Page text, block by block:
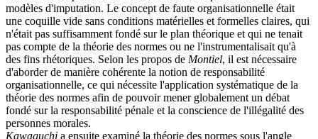
modèles d'imputation. Le concept de faute organisationnelle était
une coquille vide sans conditions matérielles et formelles claires, qui
n'était pas suffisamment fondé sur le plan théorique et qui ne tenait
pas compte de la théorie des normes ou ne l'instrumentalisait qu'à
des fins rhétoriques. Selon les propos de Montiel, il est nécessaire
d'aborder de manière cohérente la notion de responsabilité
organisationnelle, ce qui nécessite l'application systématique de la
théorie des normes afin de pouvoir mener globalement un débat
fondé sur la responsabilité pénale et la conscience de l'illégalité des
personnes morales.
Kawaguchi a ensuite examiné la théorie des normes sous l'angle